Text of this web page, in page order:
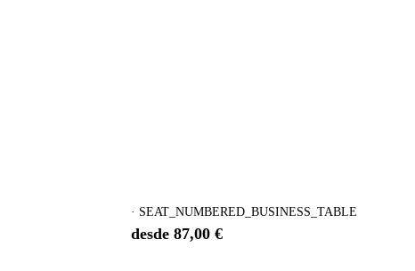
· SEAT_NUMBERED_BUSINESS_TABLE
desde 87,00 €